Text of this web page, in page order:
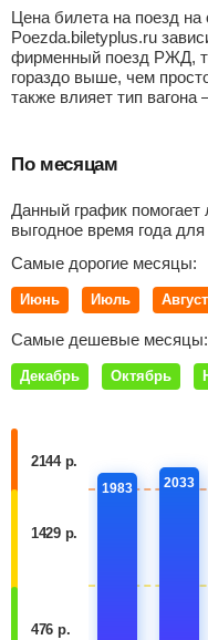
Цена билета на поезд
Poezda.biletyplus.ru
фирменный поезд РЖД,
гораздо выше, чем
также влияет тип
По месяцам
Данный график помогает
выгодное время года
Самые дорогие месяцы:
Июнь Июль Август
Самые дешевые месяцы:
Декабрь Октябрь
2144 р.
1429 р.
476 р.
1983 2033